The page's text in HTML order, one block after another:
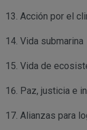
Acción por el
Vida submarina
Vida de
Paz, justicia e
Alianzas para